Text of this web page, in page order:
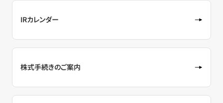
IRカレンダー
株式手続きのご案内